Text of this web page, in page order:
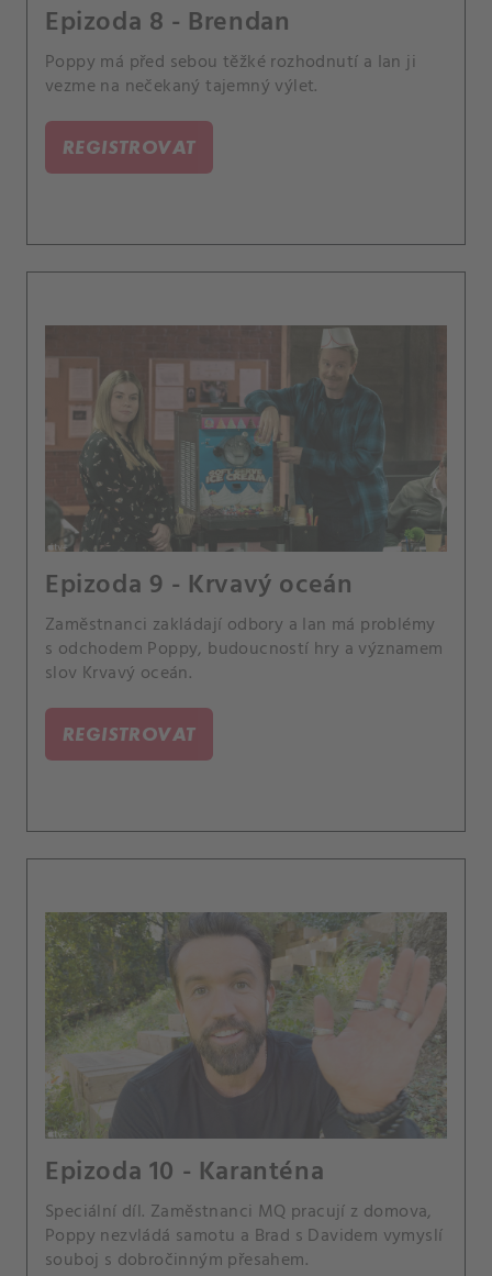
Epizoda 8 - Brendan
Poppy má před sebou těžké rozhodnutí a Ian ji
vezme na nečekaný tajemný výlet.
REGISTROVAT
Epizoda 9 - Krvavý oceán
Zaměstnanci zakládají odbory a Ian má problémy
s odchodem Poppy, budoucností hry a významem
slov Krvavý oceán.
REGISTROVAT
Epizoda 10 - Karanténa
Speciální díl. Zaměstnanci MQ pracují z domova,
Poppy nezvládá samotu a Brad s Davidem vymyslí
souboj s dobročinným přesahem.